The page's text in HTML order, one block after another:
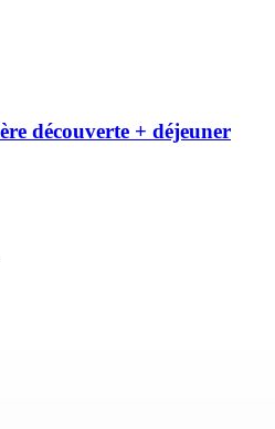
découverte + déjeuner